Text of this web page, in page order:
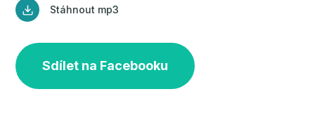
Stáhnout mp3
Sdílet na Facebooku